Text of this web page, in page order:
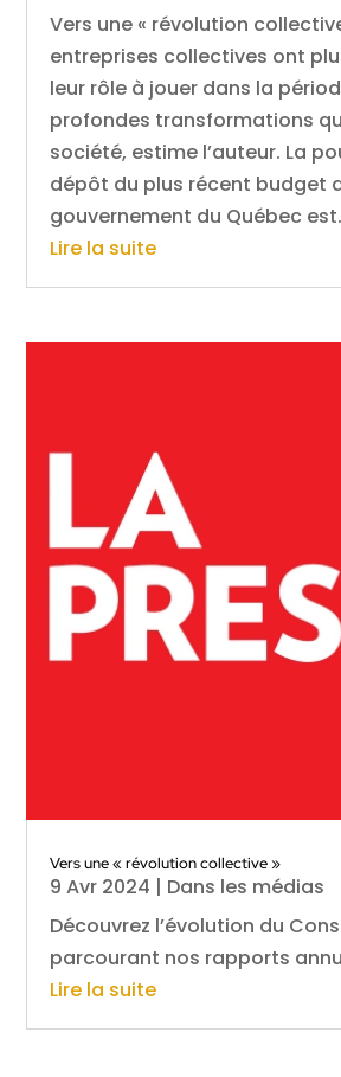
Vers une « révolution
entreprises collectives ont
leur rôle à jouer dans la
profondes transformations
société, estime l’auteur. La
dépôt du plus récent budget
gouvernement du Québec
Lire la suite
Vers une « révolution collective »
9 Avr 2024 | Dans les médias
Découvrez l’évolution du
parcourant nos rapports
Lire la suite